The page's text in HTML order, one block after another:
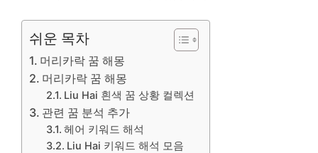
쉬운 목차
머리카락 꿈 해몽
머리카락 꿈 해몽
Liu Hai 흰색 꿈 상황 컬렉션
관련 꿈 분석 추가
헤어 키워드 해석
Liu Hai 키워드 해석 모음